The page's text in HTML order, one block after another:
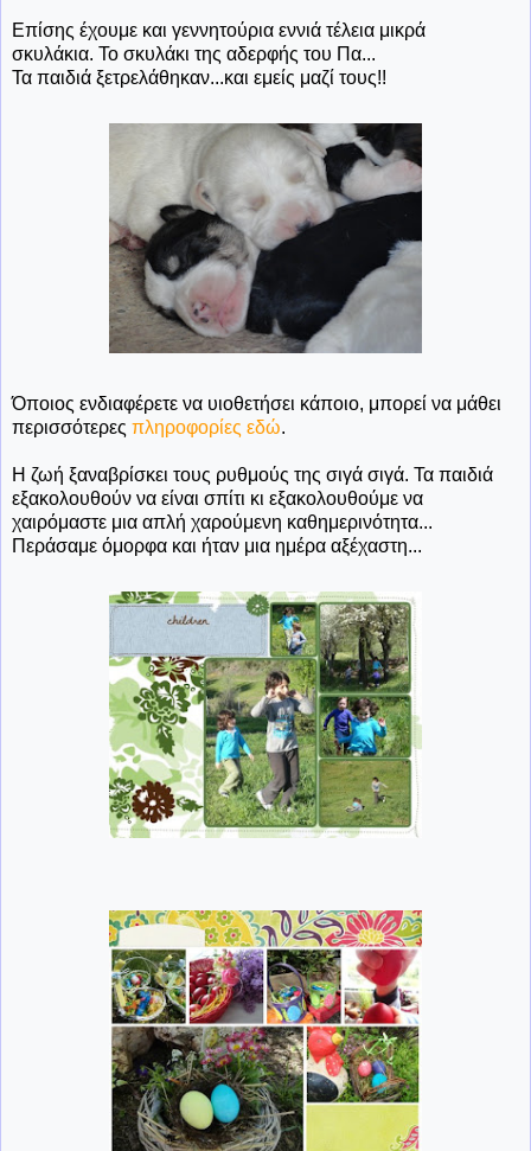
Επίσης έχουμε και γεννητούρια εννιά τέλεια μικρά
σκυλάκια. Το σκυλάκι της αδερφής του Πα...
Τα παιδιά ξετρελάθηκαν...και εμείς μαζί τους!!
Όποιος ενδιαφέρετε να υιοθετήσει κάποιο, μπορεί να μάθει
περισσότερες πληροφορίες εδώ.
Η ζωή ξαναβρίσκει τους ρυθμούς της σιγά σιγά. Τα παιδιά
εξακολουθούν να είναι σπίτι κι εξακολουθούμε να
χαιρόμαστε μια απλή χαρούμενη καθημερινότητα...
Περάσαμε όμορφα και ήταν μια ημέρα αξέχαστη...